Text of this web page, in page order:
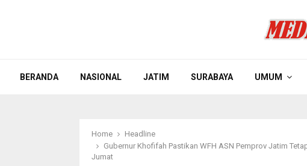
BERANDA NASIONAL JATIM SURABAYA UMUM
Home
Headline
Gubernur Khofifah Pastikan WFH ASN Pemprov Jatim
Jumat